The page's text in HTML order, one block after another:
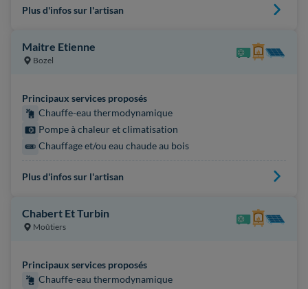
Plus d'infos sur l'artisan
Maitre Etienne
Bozel
Principaux services proposés
Chauffe-eau thermodynamique
Pompe à chaleur et climatisation
Chauffage et/ou eau chaude au bois
Plus d'infos sur l'artisan
Chabert Et Turbin
Moûtiers
Principaux services proposés
Chauffe-eau thermodynamique